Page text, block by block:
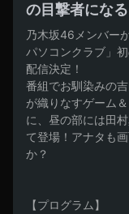
の目撃者にな
乃木坂46メンバー
パソコンクラブ」
配信決定！
番組でお馴染みの
が織りなすゲーム
に、昼の部には田
て登場！アナタも
か？
【プログラム】